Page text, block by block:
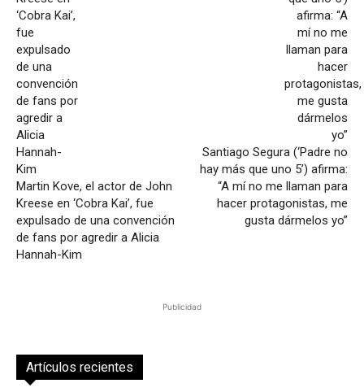
Martin Kove, el actor de John
Kreese en ‘Cobra Kai’, fue
expulsado de una convención
de fans por agredir a Alicia
Hannah-Kim
Santiago Segura (‘Padre no
hay más que uno 5’) afirma:
“A mí no me llaman para
hacer protagonistas, me
gusta dármelos yo”
Publicidad
Artículos recientes